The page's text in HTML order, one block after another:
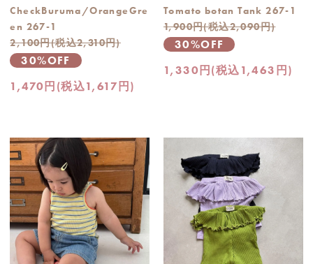
CheckBuruma/OrangeGre
en 267-1
2,100円(税込2,310円)
30%OFF
1,470円(税込1,617円)
Tomato botan Tank 267-1
1,900円(税込2,090円)
30%OFF
1,330円(税込1,463円)